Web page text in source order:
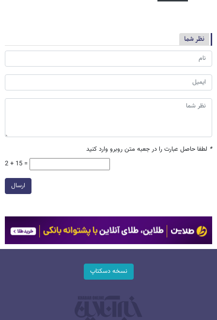
نظر شما
* لطفا حاصل عبارت را در جعبه متن روبرو وارد کنید
2 + 15 =
ارسال
نسخه دسکتاپ